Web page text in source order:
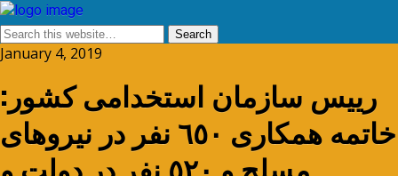
January 4, 2019
رییس سازمان استخدامی کشور:
خاتمه همکاری ٦٥٠ نفر در نیروهای
مسلح و ٥٢٠ نفر در دولت و